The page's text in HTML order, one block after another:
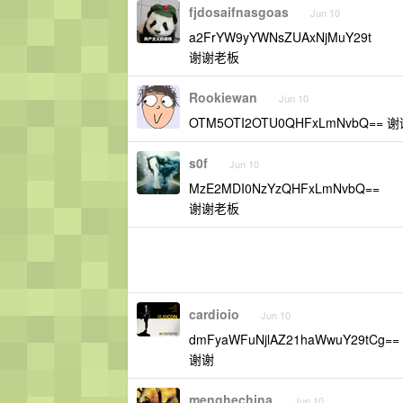
fjdosaifnasgoas Jun 10
a2FrYW9yYWNsZUAxNjMuY29t
谢谢老板
Rookiewan Jun 10
OTM5OTI2OTU0QHFxLmNvbQ== 谢
s0f Jun 10
MzE2MDI0NzYzQHFxLmNvbQ==
谢谢老板
cardioio Jun 10
dmFyaWFuNjlAZ21haWwuY29tCg==
谢谢
menghechina